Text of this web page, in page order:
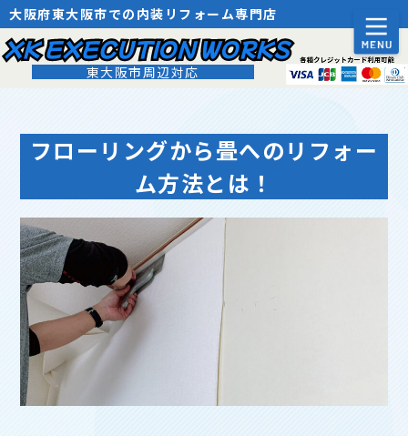
大阪府東大阪市での内装リフォーム専門店
XK EXECUTION WORKS
東大阪市周辺対応
フローリングから畳へのリフォー
ム方法とは！